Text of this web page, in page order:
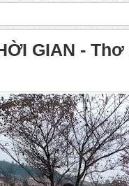
GIAN -